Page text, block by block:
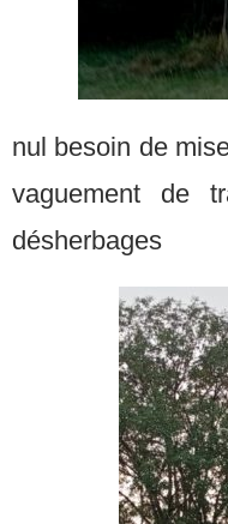
nul besoin de
vaguement de
désherbages